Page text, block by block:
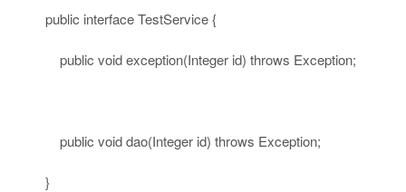
public interfaceTestService {
public voidexception(Integer id) throws Exception;
public voiddao(Integer id) throws Exception;
}